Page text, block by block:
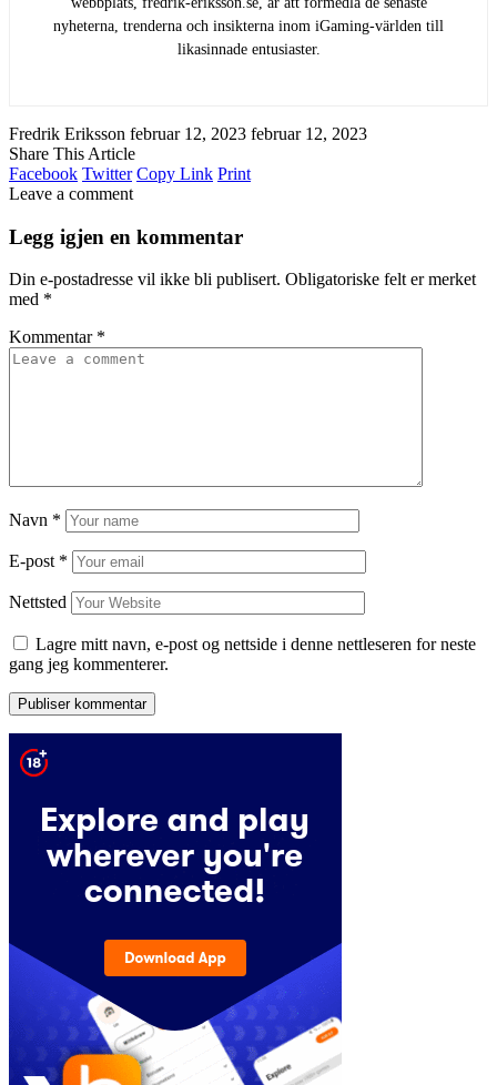
nyheterna, trenderna och insikterna inom iGaming-världen till
likasinnade entusiaster.
Fredrik Eriksson februar 12, 2023 februar 12, 2023
Share This Article
Facebook Twitter Copy Link Print
Leave a comment
Legg igjen en kommentar
Din e-postadresse vil ikke bli publisert. Obligatoriske felt er merket
med *
Kommentar *
Navn *
E-post *
Nettsted
Lagre mitt navn, e-post og nettside i denne nettleseren for neste
gang jeg kommenterer.